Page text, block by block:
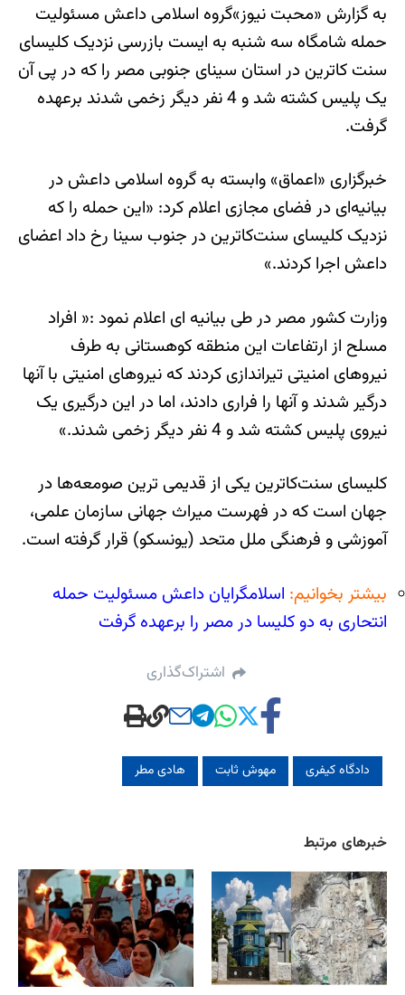
به گزارش «محبت نیوز»گروه اسلامی داعش مسئولیت
حمله شامگاه سه شنبه به ایست بازرسی نزدیک کلیسای
سنت کاترین در استان سینای جنوبی مصر را که در پی آن
یک پلیس کشته شد و 4 نفر دیگر زخمی شدند برعهده
گرفت.
خبرگزاری «اعماق» وابسته به گروه اسلامی داعش در
بیانیه‌ای در فضای مجازی اعلام کرد: «این حمله را که
نزدیک کلیسای سنت‌کاترین در جنوب سینا رخ داد اعضای
داعش اجرا کردند.»
وزارت کشور مصر در طی بیانیه ای اعلام نمود :« افراد
مسلح از ارتفاعات این منطقه کوهستانی به طرف
نیروهای امنیتی تیراندازی کردند که نیروهای امنیتی با آنها
درگیر شدند و آنها را فراری دادند، اما در این درگیری یک
نیروی پلیس کشته شد و 4 نفر دیگر زخمی شدند.»
کلیسای سنت‌کاترین یکی از قدیمی ترین صومعه‌ها در
جهان است که در فهرست میراث جهانی سازمان علمی،
آموزشی و فرهنگی ملل متحد (یونسکو) قرار گرفته است.
بیشتر بخوانیم: اسلامگرایان داعش مسئولیت حمله
انتحاری به دو کلیسا در مصر را برعهده گرفت
اشتراک‌گذاری
دادگاه کیفری مهوش ثابت هادی مطر
خبرهای مرتبط